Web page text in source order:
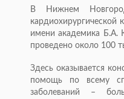
В Нижнем
кардиохирургической
имени академика Б.А.
проведено около 100
Здесь оказывается
помощь по всему
заболеваний –